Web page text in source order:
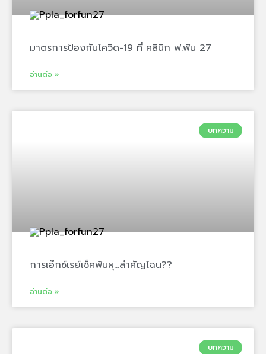
มาตรการป้องกันโควิด-19 ที่ คลินิก ฟ.ฟัน 27
อ่านต่อ »
บทความ
การเอ๊กซ์เรย์เช็คฟันผุ…สำคัญไฉน??
อ่านต่อ »
บทความ